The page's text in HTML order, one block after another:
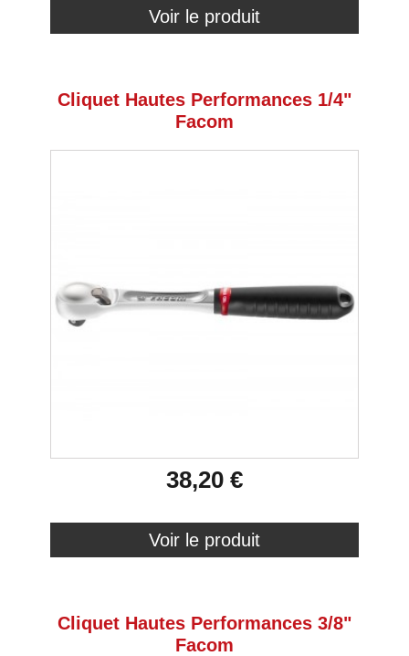
Voir le produit
Cliquet Hautes Performances 1/4"
Facom
38,20 €
Voir le produit
Cliquet Hautes Performances 3/8"
Facom